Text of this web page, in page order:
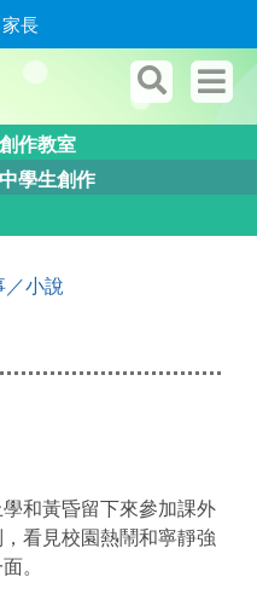
家長
創作教室
中學生創作
／小說
和黃昏留下來參加課外
看見校園熱鬧和寧靜強
。